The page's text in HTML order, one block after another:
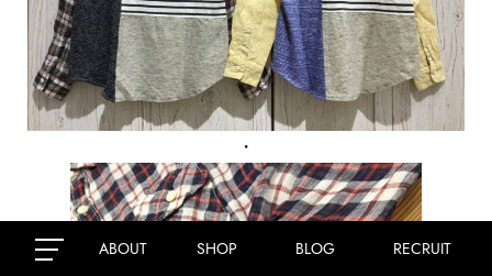
ABOUT SHOP BLOG RECRUIT
・